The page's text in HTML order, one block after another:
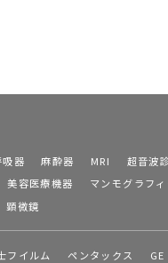
吸器 麻酔器 MRI
超音波
美容医療機器 マンモグラフィ
顕微鏡
フイルム ペンタックス